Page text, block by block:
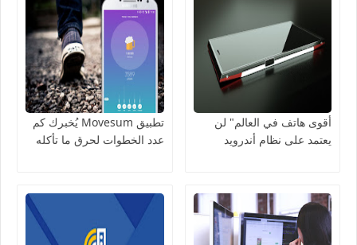
أقوى هاتف في العالم" لن
يعتمد على نظام أندرويد
تطبيق Movesum يُخبرك كم
عدد الخطوات لحرق ما تأكله